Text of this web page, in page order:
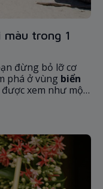
trong 1
đừng bỏ lỡ cơ
phá ở vùng biển
xem như một
chân chất của